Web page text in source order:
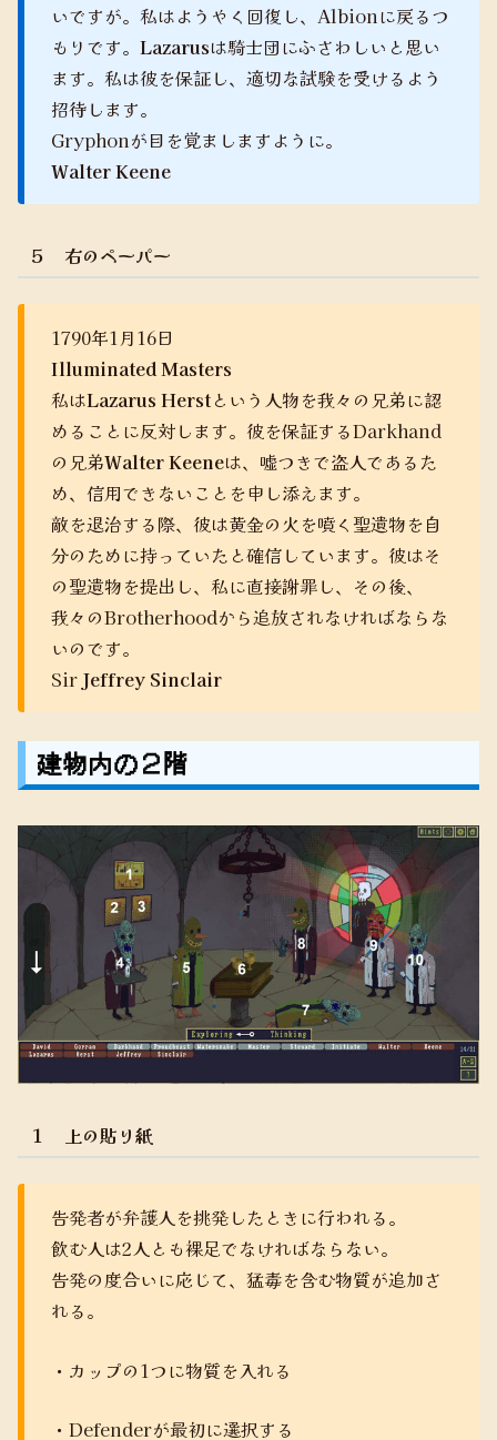
いですが。私はようやく回復し、Albionに戻るつ
もりです。 Lazarusは騎士団にふさわしいと思い
ます。私は彼を保証し、適切な試験を受けるよう
招待します。
Gryphonが目を覚ましますように。
Walter Keene
５ 右のペーパー
1790年1月16日
Illuminated Masters
私はLazarus Herstという人物を我々の兄弟に認
めることに反対します。彼を保証するDarkhand
の兄弟Walter Keeneは、嘘つきで盗人であるた
め、信用できないことを申し添えます。
敵を退治する際、彼は黄金の火を噴く聖遺物を自
分のために持っていたと確信しています。彼はそ
の聖遺物を提出し、私に直接謝罪し、その後、
我々のBrotherhoodから追放されなければならな
いのです。
Sir Jeffrey Sinclair
建物内の２階
１ 上の貼り紙
告発者が弁護人を挑発したときに行われる。
飲む人は2人とも裸足でなければならない。
告発の度合いに応じて、猛毒を含む物質が追加さ
れる。
・カップの1つに物質を入れる
・Defenderが最初に選択する